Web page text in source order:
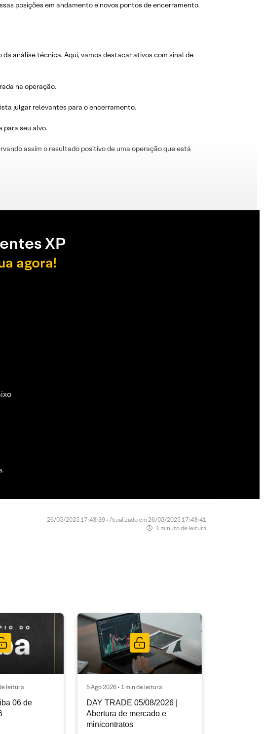
posições em andamento e novos pontos de encerramento.
da análise técnica. Aqui, vamos destacar ativos com sinal de
na operação.
julgar relevantes para o encerramento.
para seu alvo.
assim o resultado positivo de uma operação que está
XP
agora!
26/05/2025 17:43:39 • Atualizado em 26/05/2025 17:43:41
1 minuto de leitura
leitura
06 de
5 Ago 2026 • 1 min de leitura
DAY TRADE 05/08/2026 |
Abertura de mercado e
minicontratos